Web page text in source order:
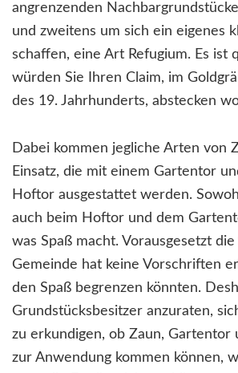
angrenzenden
und zweitens um sich ein eigenes
schaffen, eine Art Refugium. Es ist
würden Sie Ihren Claim, im
des 19. Jahrhunderts, abstecken
Dabei kommen jegliche Arten von
Einsatz, die mit einem Gartentor
Hoftor ausgestattet werden.
auch beim Hoftor und dem
was Spaß macht. Vorausgesetzt
Gemeinde hat keine Vorschriften
den Spaß begrenzen könnten.
Grundstücksbesitzer anzuraten,
zu erkundigen, ob Zaun, Gartentor
zur Anwendung kommen können,